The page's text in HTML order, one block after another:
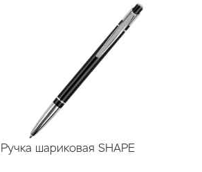
Ручка шариковая SHAPE